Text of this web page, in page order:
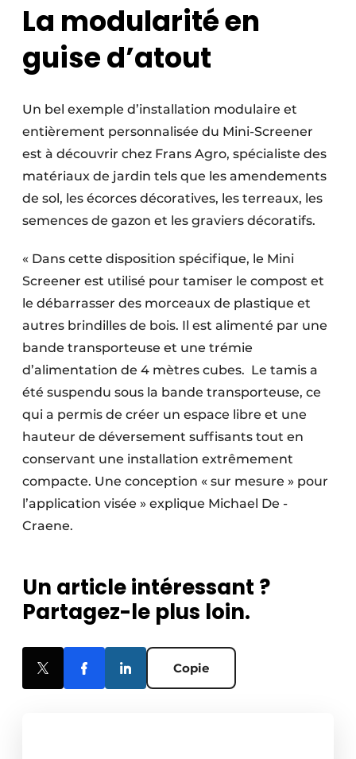
La modularité en
guise d’atout
Un bel exemple d’installation modulaire et
entièrement personnalisée du Mini-Screener
est à découvrir chez Frans Agro, spécialiste des
matériaux de jardin tels que les amendements
de sol, les écorces décoratives, les terreaux, les
semences de gazon et les graviers décoratifs.
« Dans cette disposition spécifique, le Mini
Screener est utilisé pour tamiser le compost et
le débarrasser des morceaux de plastique et
autres brindilles de bois. Il est alimenté par une
bande transporteuse et une trémie
d’alimentation de 4 mètres cubes. Le tamis a
été suspendu sous la bande transporteuse, ce
qui a permis de créer un espace libre et une
hauteur de déversement suffisants tout en
conservant une installation extrêmement
compacte. Une conception « sur mesure » pour
l’application visée » explique Michael De ­
Craene.
Un article intéressant ?
Partagez-le plus loin.
Copie